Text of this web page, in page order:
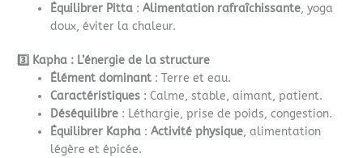
Équilibrer Pitta :Alimentation rafraîchissante, yoga
doux, éviter la chaleur.
3️⃣ Kapha : L’énergie de la structure
Élément dominant : Terre et eau.
Caractéristiques : Calme, stable, aimant, patient.
Déséquilibre : Léthargie, prise de poids, congestion.
Équilibrer Kapha :Activité physique, alimentation
légère et épicée.